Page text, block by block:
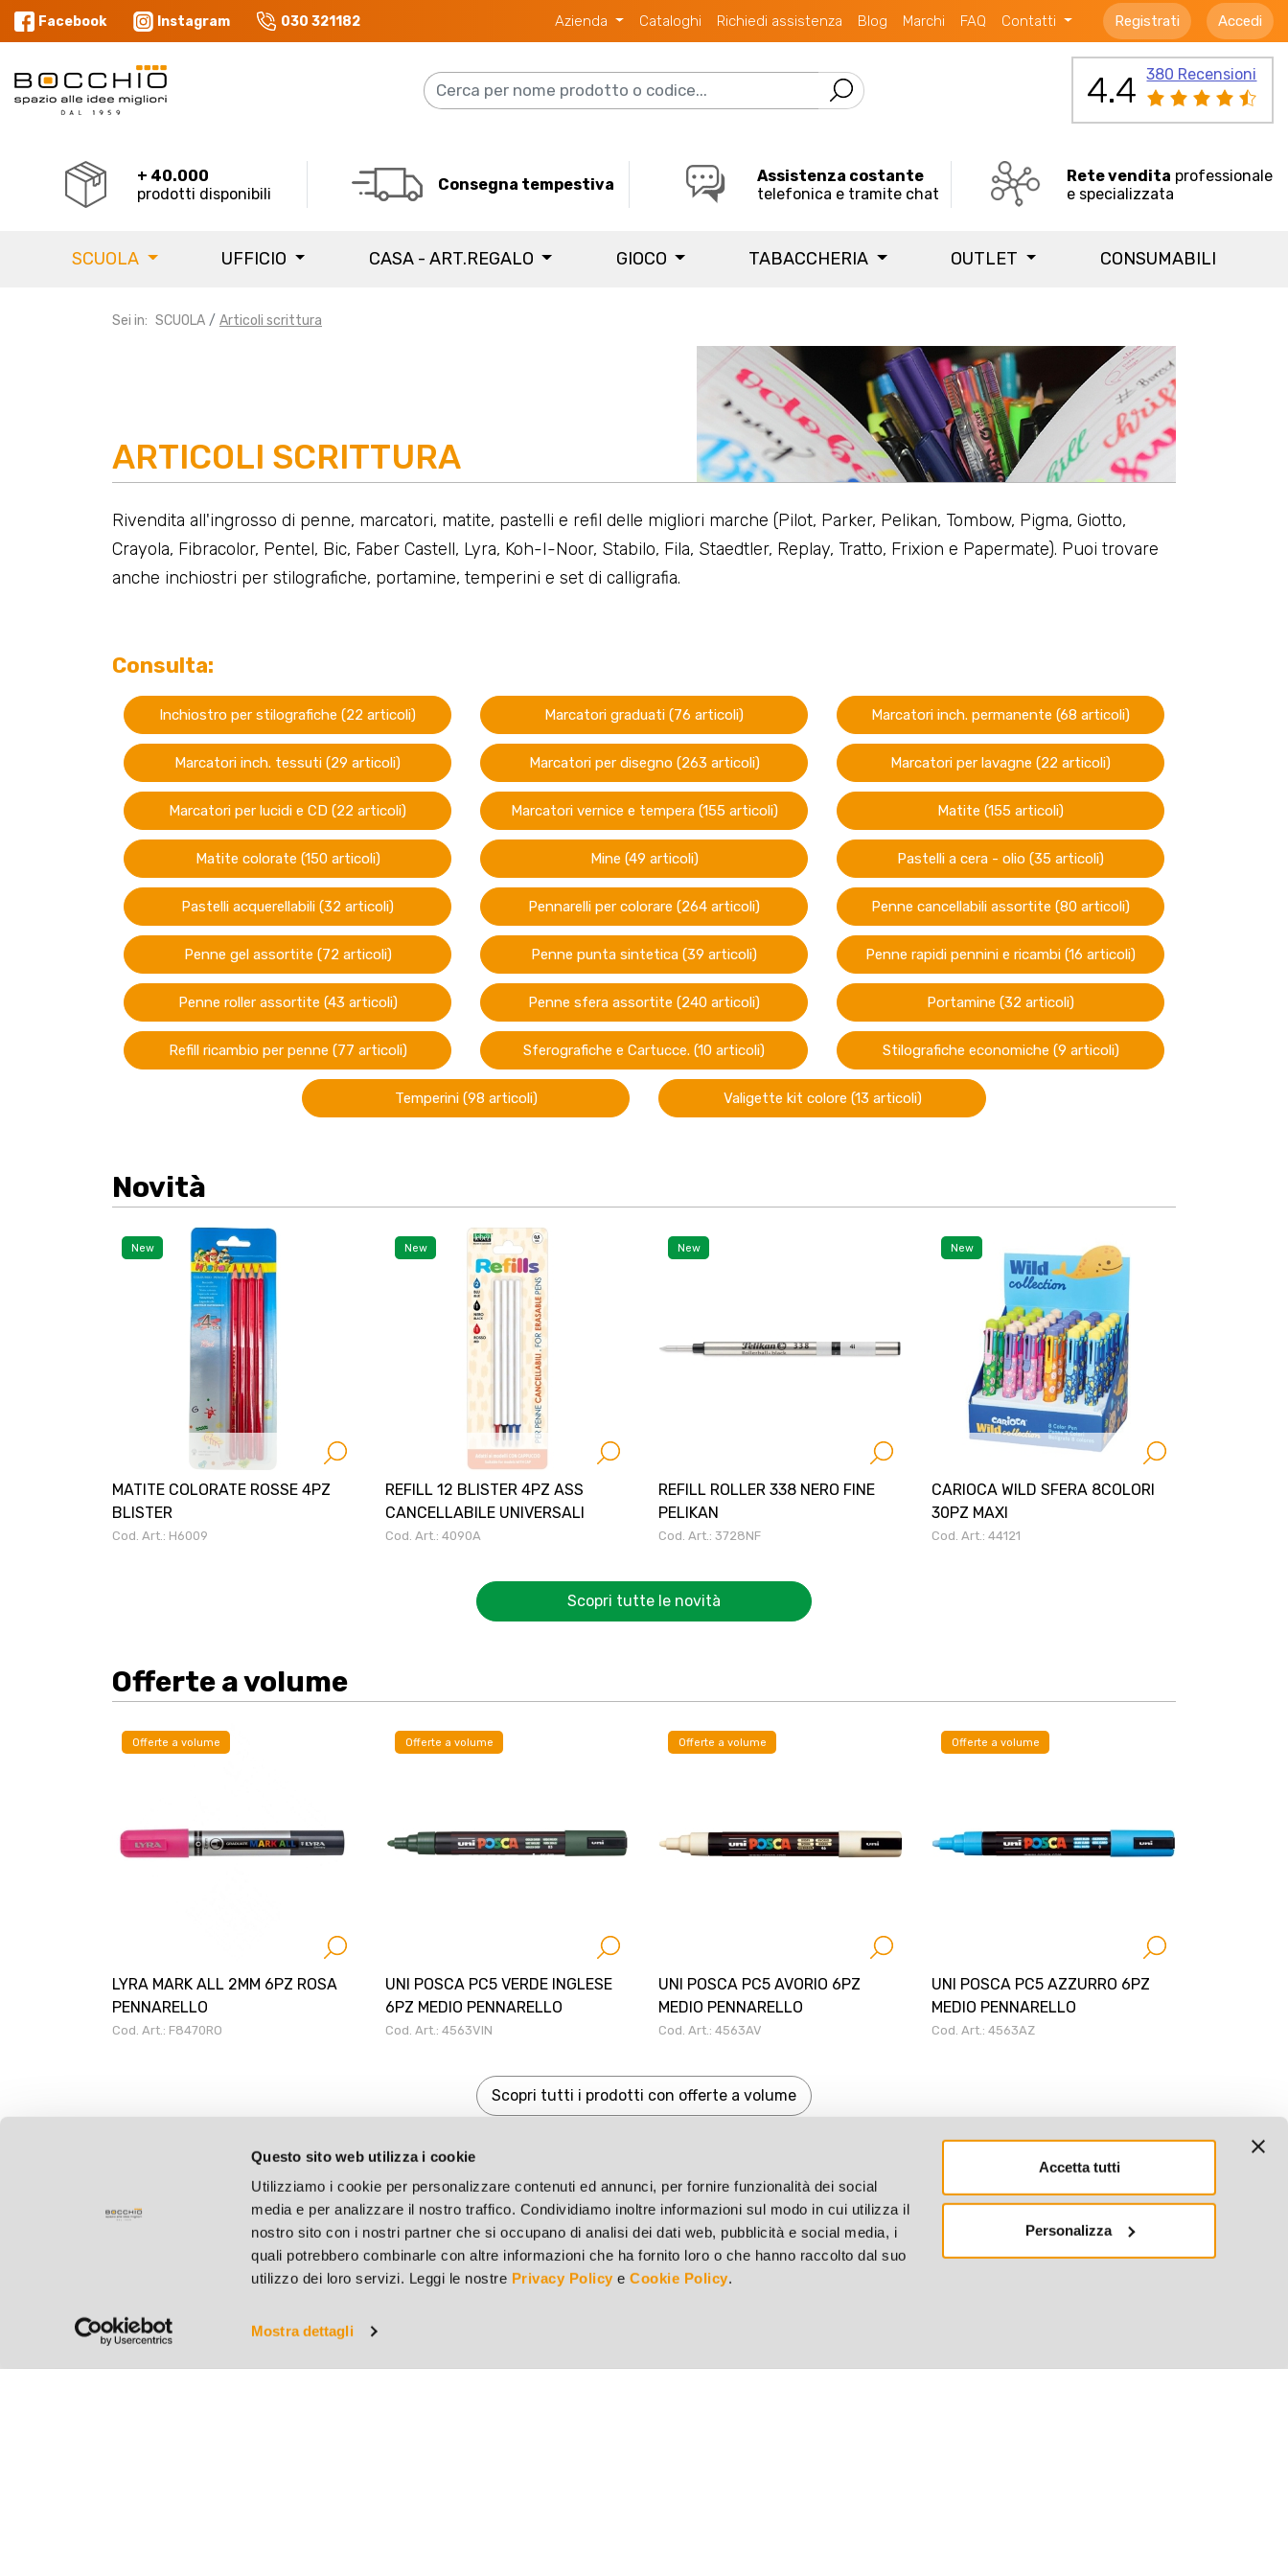
Questo sito web utilizza i cookie
Utilizziamo i cookie per personalizzare contenuti ed annunci, per fornire funzionalità dei social
media e per analizzare il nostro traffico. Condividiamo inoltre informazioni sul modo in cui utilizza il
nostro sito con i nostri partner che si occupano di analisi dei dati web, pubblicità e social media, i
quali potrebbero combinarle con altre informazioni che ha fornito loro o che hanno raccolto dal suo
utilizzo dei loro servizi. Leggi le nostre Privacy Policy eCookie Policy.
Mostra dettagli
Accetta tutti
Personalizza
Facebook Instagram 030 321182 Azienda Cataloghi Richiedi assistenza Blog Marchi FAQ Contatti Registrati Accedi
4.4 380 Recensioni
+ 40.000
prodotti disponibili
Consegna tempestiva
Assistenza costante
telefonica e tramite chat
Rete vendita professionale
e specializzata
SCUOLA UFFICIO CASA - ART.REGALO GIOCO TABACCHERIA OUTLET CONSUMABILI
Sei in: SCUOLA Articoli scrittura
ARTICOLI SCRITTURA
Rivendita all'ingrosso di penne, marcatori, matite, pastelli e refil delle migliori marche (Pilot, Parker, Pelikan, Tombow, Pigma, Giotto,
Crayola, Fibracolor, Pentel, Bic, Faber Castell, Lyra, Koh-I-Noor, Stabilo, Fila, Staedtler, Replay, Tratto, Frixion e Papermate). Puoi trovare
anche inchiostri per stilografiche, portamine, temperini e set di calligrafia.
Consulta:
Inchiostro per stilografiche (22 articoli) Marcatori graduati (76 articoli) Marcatori inch. permanente (68 articoli)
Marcatori inch. tessuti (29 articoli) Marcatori per disegno (263 articoli) Marcatori per lavagne (22 articoli)
Marcatori per lucidi e CD (22 articoli) Marcatori vernice e tempera (155 articoli) Matite (155 articoli)
Matite colorate (150 articoli) Mine (49 articoli) Pastelli a cera - olio (35 articoli)
Pastelli acquerellabili (32 articoli) Pennarelli per colorare (264 articoli) Penne cancellabili assortite (80 articoli)
Penne gel assortite (72 articoli) Penne punta sintetica (39 articoli) Penne rapidi pennini e ricambi (16 articoli)
Penne roller assortite (43 articoli) Penne sfera assortite (240 articoli) Portamine (32 articoli)
Refill ricambio per penne (77 articoli) Sferografiche e Cartucce. (10 articoli) Stilografiche economiche (9 articoli)
Temperini (98 articoli) Valigette kit colore (13 articoli)
Novità
New
MATITE COLORATE ROSSE 4PZ
BLISTER
Cod. Art.: H6009
New
REFILL 12 BLISTER 4PZ ASS
CANCELLABILE UNIVERSALI
Cod. Art.: 4090A
New
REFILL ROLLER 338 NERO FINE
PELIKAN
Cod. Art.: 3728NF
New
CARIOCA WILD SFERA 8COLORI
30PZ MAXI
Cod. Art.: 44121
Scopri tutte le novità
Offerte a volume
Offerte a volume
LYRA MARK ALL 2MM 6PZ ROSA
PENNARELLO
Cod. Art.: F8470RO
Offerte a volume
UNI POSCA PC5 VERDE INGLESE
6PZ MEDIO PENNARELLO
Cod. Art.: 4563VIN
Offerte a volume
UNI POSCA PC5 AVORIO 6PZ
MEDIO PENNARELLO
Cod. Art.: 4563AV
Offerte a volume
UNI POSCA PC5 AZZURRO 6PZ
MEDIO PENNARELLO
Cod. Art.: 4563AZ
Scopri tutti i prodotti con offerte a volume